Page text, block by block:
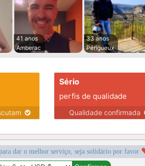
41 anos
Amberac
33 anos
Périgueux
Sério
perfis de qualidade
Qualidade confirmada
dar o melhor serviço, seja solidário por favor